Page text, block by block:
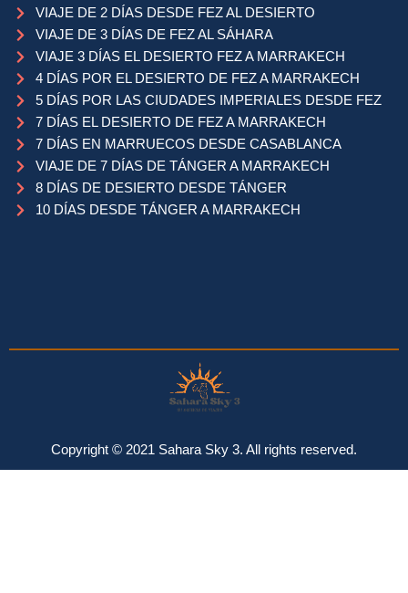
VIAJE DE 2 DÍAS DESDE FEZ AL DESIERTO
VIAJE DE 3 DÍAS DE FEZ AL SÁHARA
VIAJE 3 DÍAS EL DESIERTO FEZ A MARRAKECH
4 DÍAS POR EL DESIERTO DE FEZ A MARRAKECH
5 DÍAS POR LAS CIUDADES IMPERIALES DESDE FEZ
7 DÍAS EL DESIERTO DE FEZ A MARRAKECH
7 DÍAS EN MARRUECOS DESDE CASABLANCA
VIAJE DE 7 DÍAS DE TÁNGER A MARRAKECH
8 DÍAS DE DESIERTO DESDE TÁNGER
10 DÍAS DESDE TÁNGER A MARRAKECH
Copyright © 2021 Sahara Sky 3. All rights reserved.